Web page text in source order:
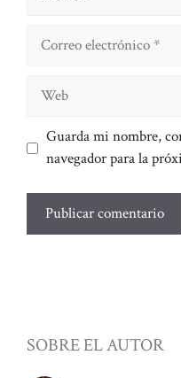
Guarda mi nombre,
navegador para la
SOBRE EL AUTOR